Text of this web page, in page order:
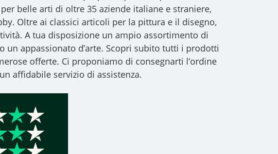
belle arti di oltre 35 aziende italiane e straniere,
Oltre ai classici articoli per la pittura e il disegno,
A tua disposizione un ampio assortimento di
un appassionato d’arte. Scopri subito tutti i prodotti
offerte. Ci proponiamo di consegnarti l’ordine
affidabile servizio di assistenza.